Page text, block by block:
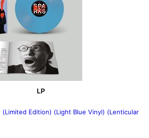
LP
(Limited Edition) (Light Blue Vinyl) (Lenticular